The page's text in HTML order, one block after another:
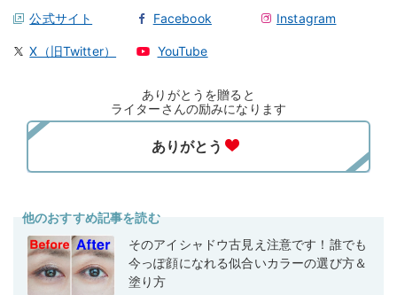
公式サイト Facebook Instagram
X（旧Twitter） YouTube
ありがとうを贈ると
ライターさんの励みになります
他のおすすめ記事を読む
そのアイシャドウ古見え注意です！誰でも
今っぽ顔になれる似合いカラーの選び方＆
塗り方